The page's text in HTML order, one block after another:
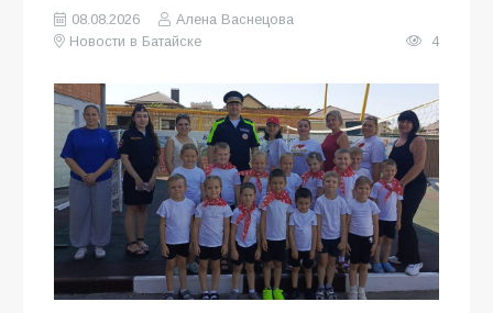
08.08.2026
Алена Васнецова
Новости в Батайске
4